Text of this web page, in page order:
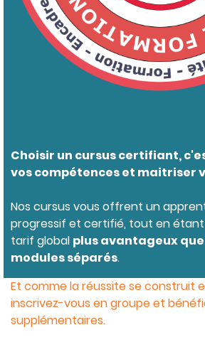
Choisir un cursus certifiant,
vos compétences et maitriser
Nos cursus vous offrent un
progressif et certifié, tout en
tarif global plus avantageux
modules séparés.
Et comme la réussite se construit
inscrivez-vous en groupe et
supplémentaires.